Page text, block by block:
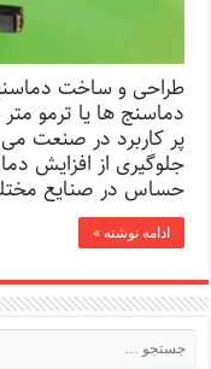
طراحی و ساخت
دماسنج ها یا ترمو متر
پر کاربرد در صنعت
جلوگیری از افزایش
حساس در صنایع
ادامه نوشته »